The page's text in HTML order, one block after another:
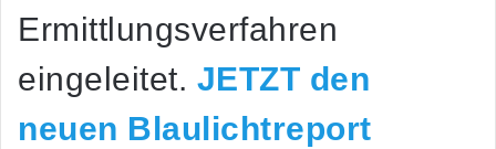
Ermittlungsverfahren
eingeleitet. JETZT den
neuen Blaulichtreport